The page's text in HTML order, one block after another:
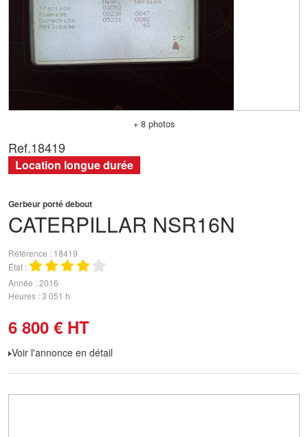
+ 8 photos
CATERPILLAR NSR16N
Gerbeur porté debout
Référence
18419
État
Année 2016
Heures 3 051 h
6 800 € HT
Voir l'annonce en détail
Ref.18419
Location longue durée